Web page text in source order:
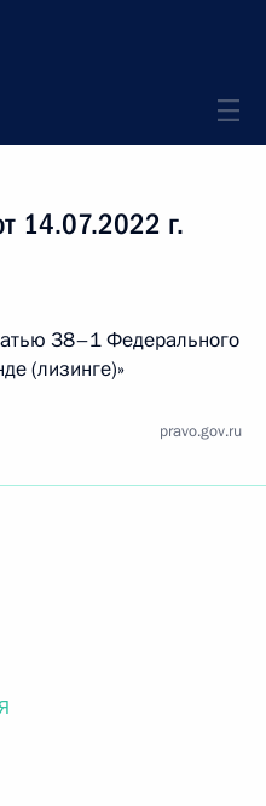
14.07.2022 г.
38–1 Федерального
(лизинге)»
pravo.gov.ru